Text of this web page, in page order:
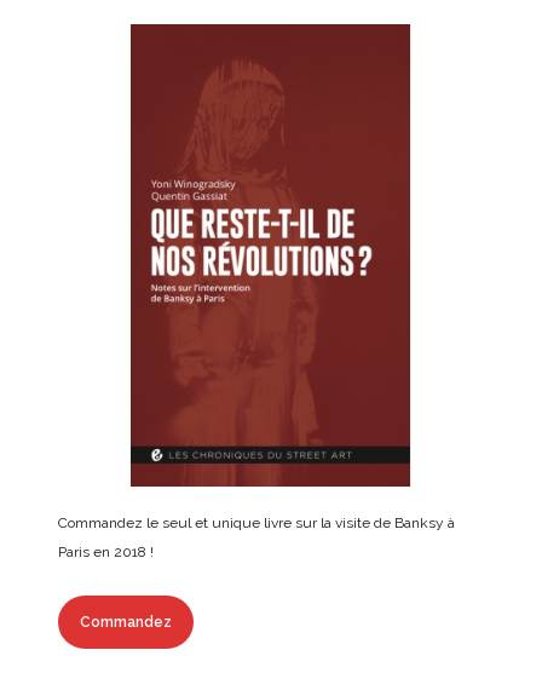
Commandez le seul et unique livre sur la visite de Banksy à
Paris en 2018 !
Commandez